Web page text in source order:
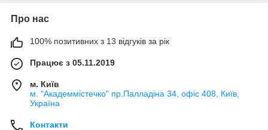
Про нас
100% позитивних з 13 відгуків за рік
Працює з 05.11.2019
м. Київ
м. "Академмістечко" пр.Палладіна 34, офіс 408, Київ,
Україна
Контакти